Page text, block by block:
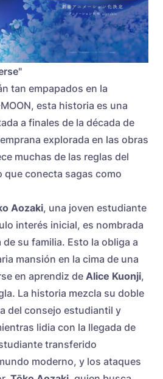
tan empapados en la
esta historia es una
a finales de la década de
explorada en las obras
muchas de las reglas del
conecta sagas como
Aozaki, una joven estudiante
interés inicial, es nombrada
de su familia. Esto la obliga a
mansión en la cima de una
en aprendiz de Alice Kuonji,
La historia mezcla su doble
del consejo estudiantil y
lidia con la llegada de
transferido
moderno, y los ataques